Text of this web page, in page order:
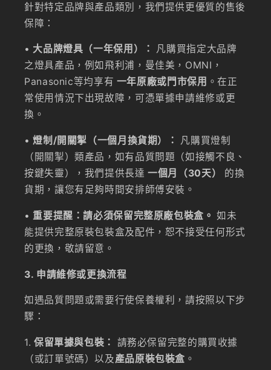
針對特定品牌與產品類別，我們提供更優質的售後
保障：
• 大品牌燈具（一年保用）：
凡購買指定大品牌
之燈具產品，例如飛利浦，曼佳美，OMNI，
Panasonic等均享有 一年原廠或門市保用 。在正
常使用情況下出現故障，可憑單據申請維修或更
換。
•燈制/開關掣（一個月換貨期）：
凡購買燈制
（開關掣）類產品，如有品質問題（如接觸不良、
按鍵失靈），我們提供長達一個月（30天）
的換
貨期，讓您有足夠時間安排師傅安裝。
• 重要提醒：請必須保留完整原廠包裝盒。 如未
能提供完整原裝包裝盒及配件，恕不接受任何形式
的更換，敬請留意。
3. 申請維修或更換流程
如遇品質問題或需要行使保養權利，請按照以下步
驟：
1. 保留單據與包裝：
請務必保留完整的購買收據
（或訂單號碼）以及產品原裝包裝盒 。